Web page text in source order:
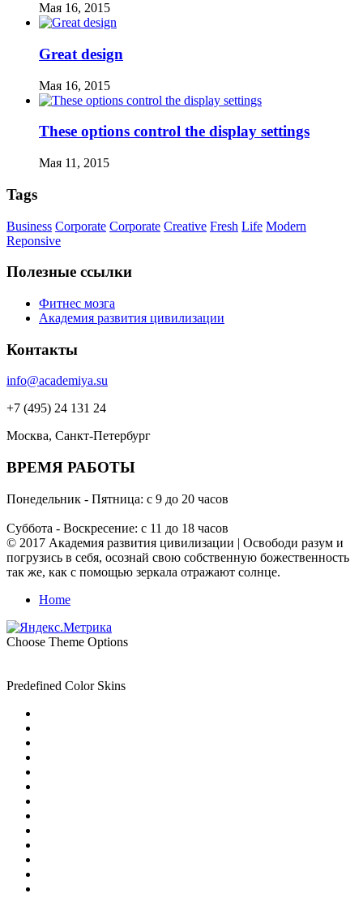
Мая 16, 2015
Great design
Мая 16, 2015
These options control the display settings
Мая 11, 2015
Tags
Business Corporate Corporate Creative Fresh Life Modern
Reponsive
Полезные ссылки
Фитнес мозга
Академия развития цивилизации
Контакты
info@academiya.su
+7 (495) 24 131 24
Москва, Санкт-Петербург
ВРЕМЯ РАБОТЫ
Понедельник - Пятница: с 9 до 20 часов
Суббота - Воскресение: с 11 до 18 часов
© 2017 Академия развития цивилизации | Освободи разум и
погрузись в себя, осознай свою собственную божественность
так же, как с помощью зеркала отражают солнце.
Home
Choose Theme Options
Predefined Color Skins